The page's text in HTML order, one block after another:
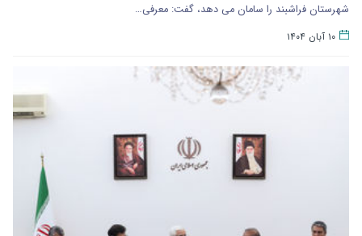
شهرستان فراشبند را سامان می دهد، گفت: معرفی…
۱۰ آبان ۱۴۰۴